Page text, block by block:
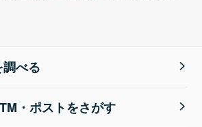
べる
・ポストをさがす